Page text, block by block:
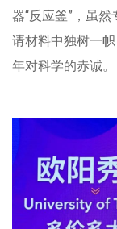
器“反应釜”，虽
请材料中独树一
年对科学的赤诚。